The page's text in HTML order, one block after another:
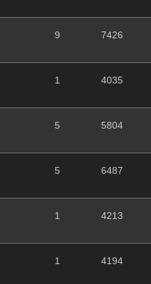
9 7426
1 4035
5 5804
5 6487
1 4213
1 4194